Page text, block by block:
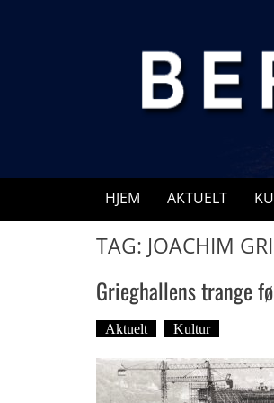
HJEM AKTUELT
TAG: JOACHIM
Grieghallens trange
Aktuelt Kultur